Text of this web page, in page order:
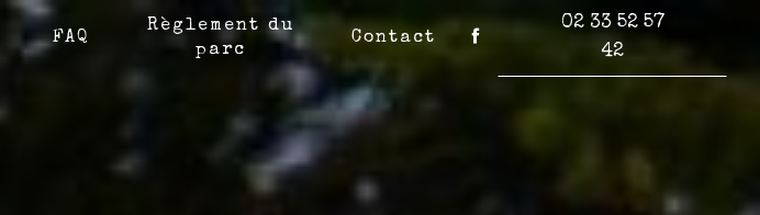
FAQ
Règlement du
parc
Contact
02 33 52 57
42